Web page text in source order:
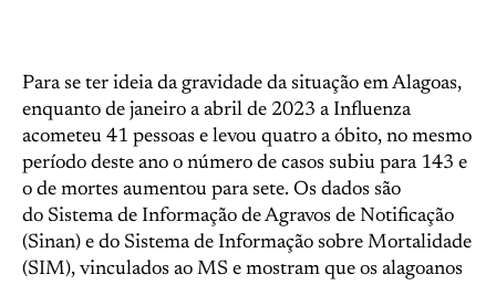
Para se ter ideia da gravidade da situação em Alagoas,
enquanto de janeiro a abril de 2023 a Influenza
acometeu 41 pessoas e levou quatro a óbito, no mesmo
período deste ano o número de casos subiu para 143 e
o de mortes aumentou para sete. Os dados são
do Sistema de Informação de Agravos de Notificação
(Sinan) e do Sistema de Informação sobre Mortalidade
(SIM), vinculados ao MS e mostram que os alagoanos